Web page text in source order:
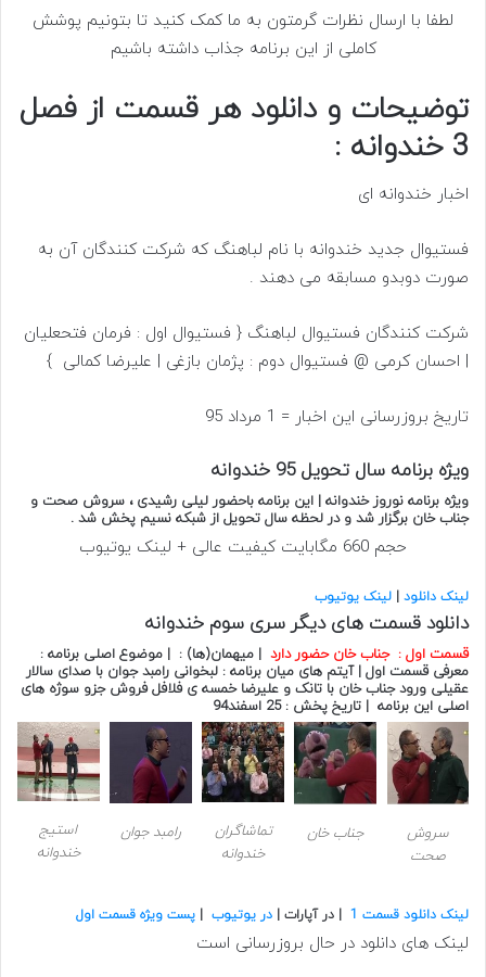
لطفا با ارسال نظرات گرمتون به ما کمک کنید تا بتونیم پوشش
کاملی از این برنامه جذاب داشته باشیم
توضیحات و دانلود هر قسمت از فصل
3 خندوانه :
اخبار خندوانه ای
فستیوال جدید خندوانه با نام لباهنگ که شرکت کنندگان آن به
صورت دوبدو مسابقه می دهند .
شرکت کنندگان فستیوال لباهنگ { فستیوال اول : فرمان فتحعلیان
| احسان کرمی @ فستیوال دوم : پژمان بازغی | علیرضا کمالی }
تاریخ بروزرسانی این اخبار = 1 مرداد 95
ویژه برنامه سال تحویل 95 خندوانه
ویژه برنامه نوروز خندوانه | این برنامه باحضور لیلی رشیدی ، سروش صحت و
جناب خان برگزار شد و در لحظه سال تحویل از شبکه نسیم پخش شد .
حجم 660 مگابایت کیفیت عالی + لینک یوتیوب
لینک دانلود لینک یوتیوب
دانلود قسمت های دیگر سری سوم خندوانه
قسمت اول : جناب خان حضور دارد | میهمان(ها) : | موضوع اصلی برنامه :
معرفی قسمت اول | آیتم های میان برنامه : لبخوانی رامبد جوان با صدای سالار
عقیلی ورود جناب خان با تانک و علیرضا خمسه ی فلافل فروش جزو سوژه های
اصلی این برنامه | تاریخ پخش : 25 اسفند94
سروش
صحت
جناب خان
تماشاگران
خندوانه
رامبد جوان
استیج
خندوانه
لینک دانلود قسمت 1 | در آپارات | در یوتیوب پست ویژه قسمت اول
لینک های دانلود در حال بروزرسانی است